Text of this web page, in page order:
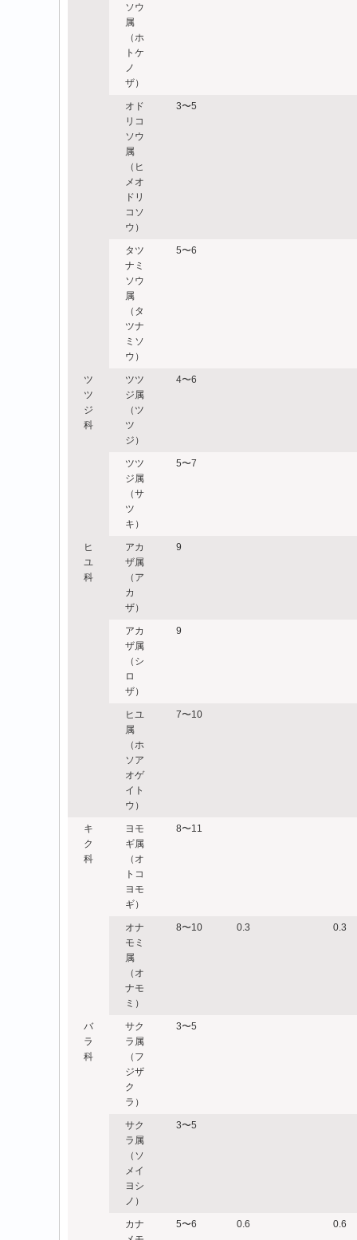
ソウ
属
（ホ
トケ
ノ
ザ）
オド
リコ
ソウ
属
（ヒ
メオ
ドリ
コソ
ウ）
3〜5
タツ
ナミ
ソウ
属
（タ
ツナ
ミソ
ウ）
5〜6
ツ
ツ
ジ
科
ツツ
ジ属
（ツ
ツ
ジ）
4〜6
ツツ
ジ属
（サ
ツ
キ）
5〜7
ヒ
ユ
科
アカ
ザ属
（ア
カ
ザ）
9
アカ
ザ属
（シ
ロ
ザ）
9
ヒユ
属
（ホ
ソア
オゲ
イト
ウ）
7〜10
キ
ク
科
ヨモ
ギ属
（オ
トコ
ヨモ
ギ）
8〜11
オナ
モミ
属
（オ
ナモ
ミ）
8〜10 0.3 0.3
バ
ラ
科
サク
ラ属
（フ
ジザ
ク
ラ）
3〜5
サク
ラ属
（ソ
メイ
ヨシ
ノ）
3〜5
カナ
5〜6 0.6 0.6